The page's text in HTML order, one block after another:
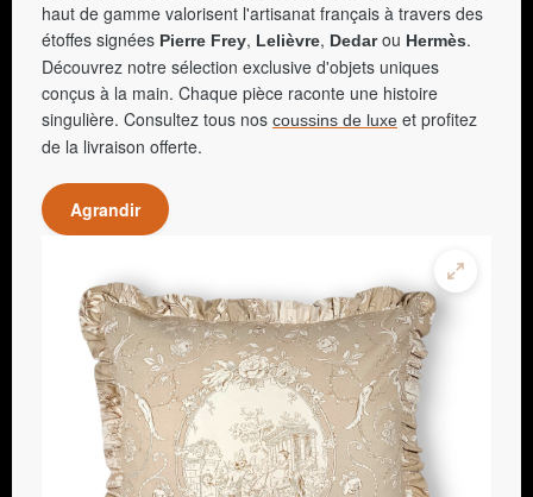
haut de gamme valorisent l'artisanat français à travers des
étoffes signées Pierre Frey, Lelièvre, Dedarou Hermès.
Découvrez notre sélection exclusive d'objets uniques
conçus à la main. Chaque pièce raconte une histoire
singulière. Consultez tous nos coussins de luxe et profitez
de la livraison offerte.
Agrandir